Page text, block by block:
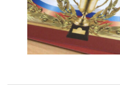
Навигация